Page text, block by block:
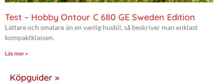
Test – Hobby Ontour C 680 GE Sweden Edition
Lättare och smalare än en vanlig husbil, så beskriver man enklast
kompaktklassen.
Läs mer »
Köpguider »